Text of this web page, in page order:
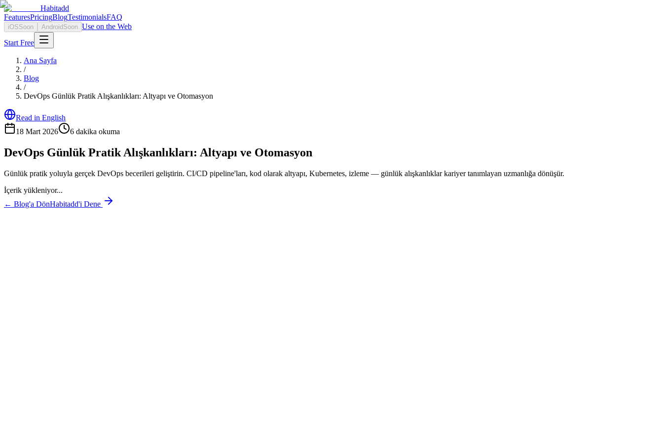
Habitadd
FeaturesPricingBlogTestimonialsFAQ
iOSSoon Android Soon Use on the Web
Start Free
Ana Sayfa
/
Blog
/
DevOps Günlük Pratik Alışkanlıkları: Altyapı ve Otomasyon
Read in English
18 Mart 2026
6 dakika okuma
DevOps Günlük Pratik Alışkanlıkları: Altyapı ve Otomasyon
Günlük pratik yoluyla gerçek DevOps becerileri geliştirin. CI/CD pipeline'ları, kod olarak altyapı, Kubernetes, izleme — günlük alışkanlıklar kariyer tanımlayan uzmanlığa dönüşür.
İçerik yükleniyor...
← Blog'a DönHabitadd'i Dene